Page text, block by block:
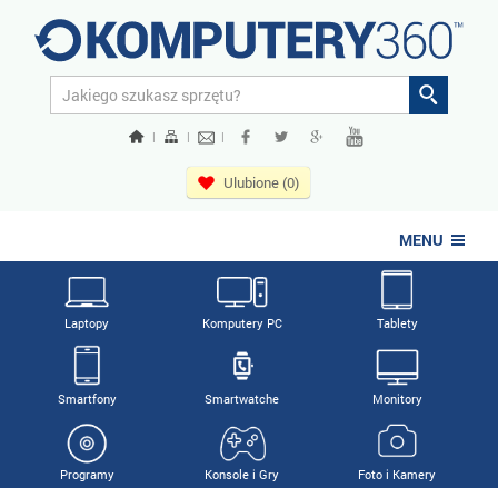
| | |
Ulubione (0)
MENU
Laptopy Komputery PC Tablety
Smartfony Smartwatche Monitory
Programy Konsole i Gry Foto i Kamery